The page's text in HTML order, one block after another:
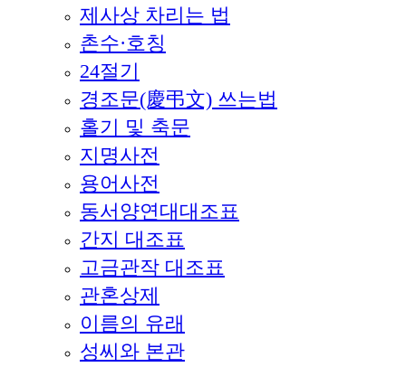
제사상 차리는 법
촌수·호칭
24절기
경조문(慶弔文) 쓰는법
홀기 및 축문
지명사전
용어사전
동서양연대대조표
간지 대조표
고금관작 대조표
관혼상제
이름의 유래
성씨와 본관